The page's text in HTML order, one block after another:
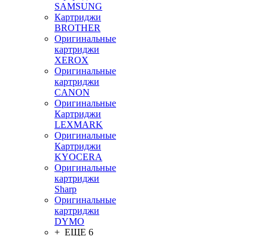
SAMSUNG
Картриджи
BROTHER
Оригинальные
картриджи
XEROX
Оригинальные
картриджи
CANON
Оригинальные
Картриджи
LEXMARK
Оригинальные
Картриджи
KYOCERA
Оригинальные
картриджи
Sharp
Оригинальные
картриджи
DYMO
+ ЕЩЕ 6